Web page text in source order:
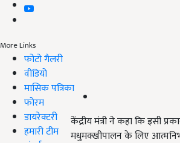
More Links
फोटो गैलरी
वीडियो
मासिक पत्रिका
फोरम
डायरेक्टरी
हमारी टीम
केंद्रीय मंत्री ने कहा कि इसी
मधुमक्खीपालन के लिए